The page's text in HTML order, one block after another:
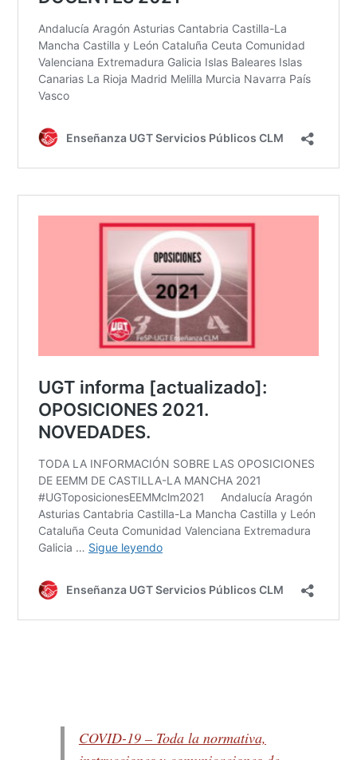
COVID-19 – Toda la normativa,